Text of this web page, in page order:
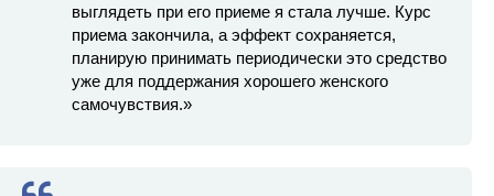
выглядеть при его приеме я стала лучше. Курс
приема закончила, а эффект сохраняется,
планирую принимать периодически это средство
уже для поддержания хорошего женского
самочувствия.»